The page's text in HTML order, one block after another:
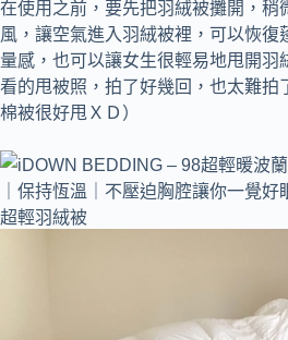
在使用之前，要先把羽絨被攤開，稍
風，讓空氣進入羽絨被裡，可以恢復
量感，也可以讓女生很輕易地甩開羽
看的甩被照，拍了好幾回，也太難拍
棉被很好甩ＸＤ）